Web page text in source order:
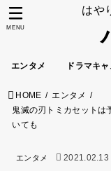
はや
エンタメ ドラマキャ
MENU
HOME
エンタメ
鬼滅の刃トミカセットは
いても
エンタメ 2021.02.13